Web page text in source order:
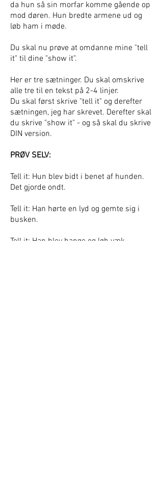
da hun så sin morfar komme gående op
mod døren. Hun bredte armene ud og
løb ham i møde.
Du skal nu prøve at omdanne mine "tell
it" til dine "show it".
Her er tre sætninger. Du skal omskrive
alle tre til en tekst på 2-4 linjer.
Du skal først skrive "tell it" og derefter
sætningen, jeg har skrevet. Derefter skal
du skrive "show it" - og så skal du skrive
DIN version.
PRØV SELV:
Tell it: Hun blev bidt i benet af hunden.
Det gjorde ondt.
Tell it: Han hørte en lyd og gemte sig i
busken.
Tell it: Han blev bange og løb væk.